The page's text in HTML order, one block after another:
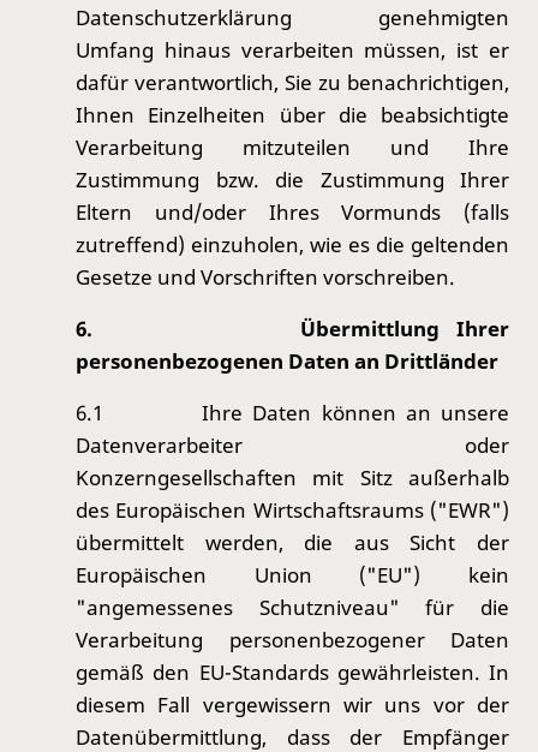
Datenschutzerklärung genehmigten
Umfang hinaus verarbeiten müssen, ist er
dafür verantwortlich, Sie zu benachrichtigen,
Ihnen Einzelheiten über die beabsichtigte
Verarbeitung mitzuteilen und Ihre
Zustimmung bzw. die Zustimmung Ihrer
Eltern und/oder Ihres Vormunds (falls
zutreffend) einzuholen, wie es die geltenden
Gesetze und Vorschriften vorschreiben.
6.
Übermittlung Ihrer
personenbezogenen Daten an Drittländer
6.1Ihre Daten können an unsere
Datenverarbeiter oder
Konzerngesellschaften mit Sitz außerhalb
des Europäischen Wirtschaftsraums ("EWR")
übermittelt werden, die aus Sicht der
Europäischen Union ("EU") kein
"angemessenes Schutzniveau" für die
Verarbeitung personenbezogener Daten
gemäß den EU-Standards gewährleisten. In
diesem Fall vergewissern wir uns vor der
Datenübermittlung, dass der Empfänger